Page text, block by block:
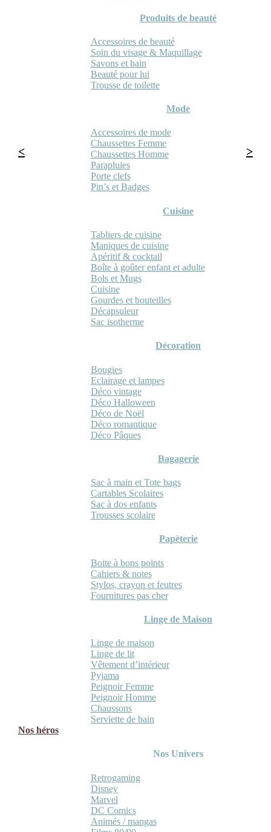
Produits de beauté
Accessoires de beauté
Soin du visage & Maquillage
Savons et bain
Beauté pour lui
Trousse de toilette
Mode
Accessoires de mode
Chaussettes Femme
Chaussettes Homme
Parapluies
Porte clefs
Pin’s et Badges
Cuisine
Tabliers de cuisine
Maniques de cuisine
Apéritif & cocktail
Boîte à goûter enfant et adulte
Bols et Mugs
Cuisine
Gourdes et bouteilles
Décapsuleur
Sac isotherme
Décoration
Bougies
Eclairage et lampes
Déco vintage
Déco Halloween
Déco de Noël
Déco romantique
Déco Pâques
Bagagerie
Sac à main et Tote bags
Cartables Scolaires
Sac à dos enfants
Trousses scolaire
Papèterie
Boite à bons points
Cahiers & notes
Stylos, crayon et feutres
Fournitures pas cher
Linge de Maison
Linge de maison
Linge de lit
Vêtement d’intérieur
Pyjama
Peignoir Femme
Peignoir Homme
Chaussons
Serviette de bain
Nos héros
Nos Univers
Retrogaming
Disney
Marvel
DC Comics
Animés / mangas